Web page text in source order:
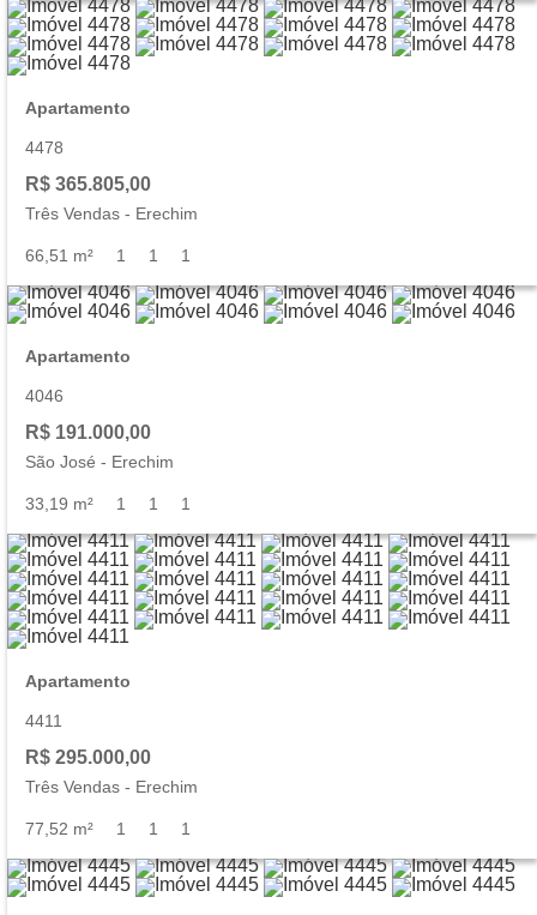
Apartamento
4478
R$ 365.805,00
Três Vendas - Erechim
66,51 m² 1 1 1
Apartamento
4046
R$ 191.000,00
São José - Erechim
33,19 m² 1 1 1
Apartamento
4411
R$ 295.000,00
Três Vendas - Erechim
77,52 m² 1 1 1